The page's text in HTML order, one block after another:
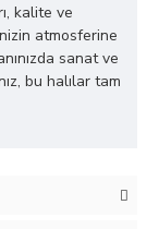
kalite ve
atmosferine
sanat ve
bu halılar tam